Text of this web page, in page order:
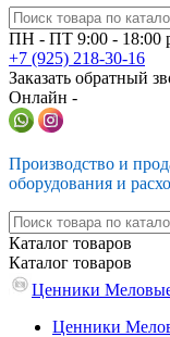
ПН - ПТ 9:00 - 18:00
+7 (925) 218-30-16
Заказать обратный
Онлайн -
Производство и
оборудования и
Каталог товаров
Каталог товаров
Ценники
Ценники